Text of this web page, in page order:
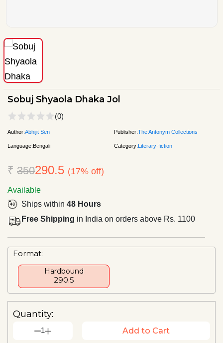
Sobuj Shyaola Dhaka Jol
(0)
Author:Abhijit Sen Publisher:The Antonym Collections
Language:Bengali Category:Literary-fiction
₹ 350290.5 (17% off)
Available
Ships within 48 Hours
Free Shipping in India on orders above Rs. 1100
Format:
Hardbound
₹290.5
Quantity:
1 Add to Cart